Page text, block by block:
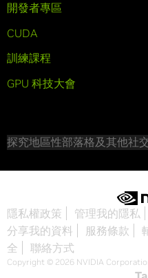
開發者專區
CUDA
訓練課程
GPU 科技大會
探究地區性部落格及其他社
隱私權政策 管理我的隱私
分享我的資料
服務條款
全
聯絡方式
Copyright © 2026 NVIDIA